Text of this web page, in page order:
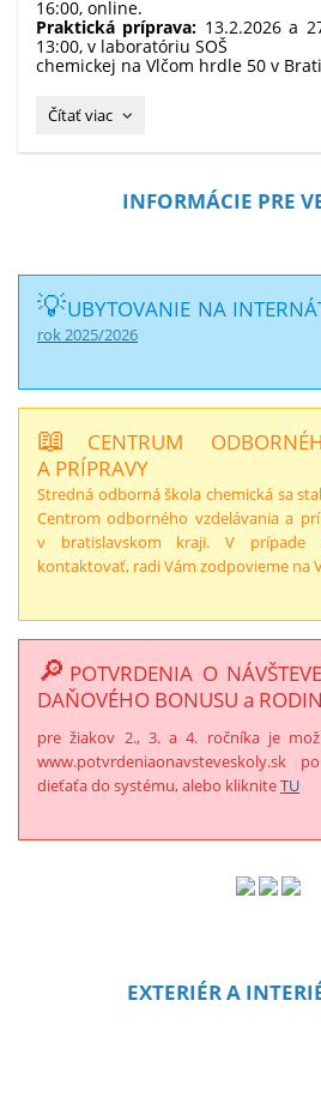
16:00, online.
Praktická príprava: 13.2.2026 a
13:00, v laboratóriu SOŠ
chemickej na Vlčom hrdle 50 v
Príprava
chemickú
Čítať viac
INFORMÁCIE PRE
💡UBYTOVANIE NA
rok 2025/2026
📖
CENTRUM
A PRÍPRAVY
Stredná odborná škola chemická sa
Centrom odborného vzdelávania a
v bratislavskom kraji. V prípade
kontaktovať, radi Vám zodpovieme na
🔎 POTVRDENIA O
DAŇOVÉHO BONUSU a
pre žiakov 2., 3. a 4. ročníka je
www.potvrdeniaonavsteveskoly.sk
dieťaťa do systému, alebo klikniteTU
EXTERIÉR A